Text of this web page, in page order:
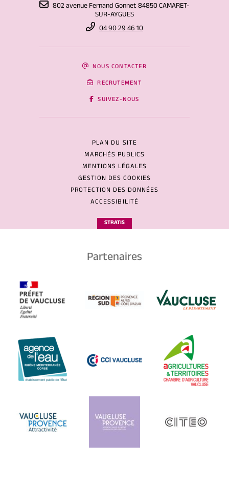
802 avenue Fernand Gonnet 84850 CAMARET-
SUR-AYGUES
04 90 29 46 10
NOUS CONTACTER
RECRUTEMENT
SUIVEZ-NOUS
PLAN DU SITE
MARCHÉS PUBLICS
MENTIONS LÉGALES
GESTION DES COOKIES
PROTECTION DES DONNÉES
ACCESSIBILITÉ
STRATIS
Partenaires